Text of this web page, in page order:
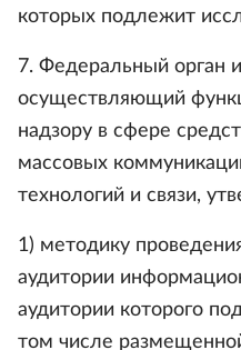
которых подлежит
7. Федеральный орган
осуществляющий
надзору в сфере
массовых
технологий и связи,
1) методику
аудитории
аудитории которого
том числе